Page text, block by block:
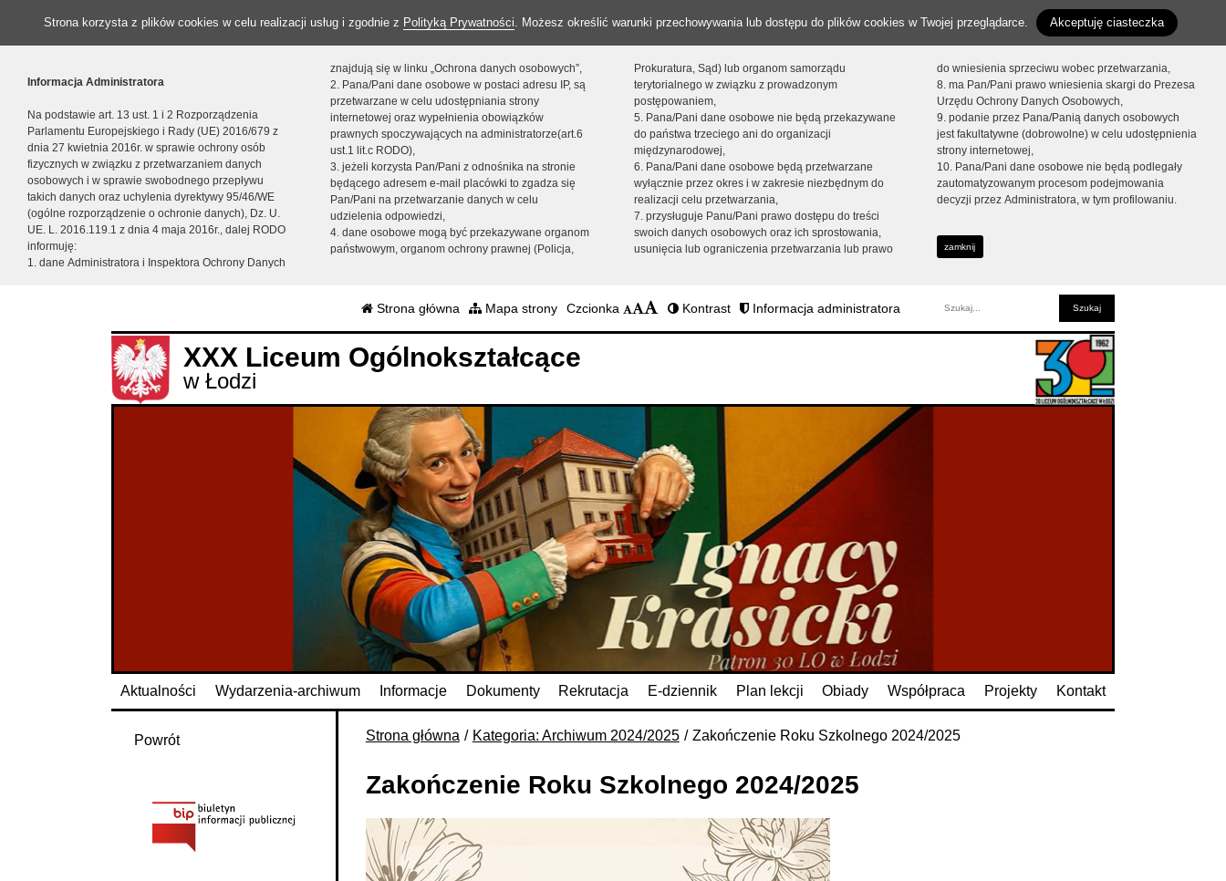
Strona korzysta z plików cookies w celu realizacji usług i zgodnie z Polityką Prywatności. Możesz określić warunki przechowywania lub dostępu do plików cookies w Twojej przeglądarce. Akceptuję ciasteczka
Informacja Administratora
Na podstawie art. 13 ust. 1 i 2 Rozporządzenia
Parlamentu Europejskiego i Rady (UE) 2016/679 z
dnia 27 kwietnia 2016r. w sprawie ochrony osób
fizycznych w związku z przetwarzaniem danych
osobowych i w sprawie swobodnego przepływu
takich danych oraz uchylenia dyrektywy 95/46/WE
(ogólne rozporządzenie o ochronie danych), Dz. U.
UE. L. 2016.119.1 z dnia 4 maja 2016r., dalej RODO
informuję:
1. dane Administratora i Inspektora Ochrony Danych
znajdują się w linku „Ochrona danych osobowych”,
2. Pana/Pani dane osobowe w postaci adresu IP, są
przetwarzane w celu udostępniania strony
internetowej oraz wypełnienia obowiązków
prawnych spoczywających na administratorze(art.6
ust.1 lit.c RODO),
3. jeżeli korzysta Pan/Pani z odnośnika na stronie
będącego adresem e-mail placówki to zgadza się
Pan/Pani na przetwarzanie danych w celu
udzielenia odpowiedzi,
4. dane osobowe mogą być przekazywane organom
państwowym, organom ochrony prawnej (Policja,
Prokuratura, Sąd) lub organom samorządu
terytorialnego w związku z prowadzonym
postępowaniem,
5. Pana/Pani dane osobowe nie będą przekazywane
do państwa trzeciego ani do organizacji
międzynarodowej,
6. Pana/Pani dane osobowe będą przetwarzane
wyłącznie przez okres i w zakresie niezbędnym do
realizacji celu przetwarzania,
7. przysługuje Panu/Pani prawo dostępu do treści
swoich danych osobowych oraz ich sprostowania,
usunięcia lub ograniczenia przetwarzania lub prawo
do wniesienia sprzeciwu wobec przetwarzania,
8. ma Pan/Pani prawo wniesienia skargi do Prezesa
Urzędu Ochrony Danych Osobowych,
9. podanie przez Pana/Panią danych osobowych
jest fakultatywne (dobrowolne) w celu udostępnienia
strony internetowej,
10. Pana/Pani dane osobowe nie będą podlegały
zautomatyzowanym procesom podejmowania
decyzji przez Administratora, w tym profilowaniu.
zamknij
Strona główna Mapa strony Czcionka Kontrast Informacja administratora
XXX Liceum Ogólnokształcące
w Łodzi
Aktualności Wydarzenia-archiwum Informacje Dokumenty Rekrutacja E-dziennik Plan lekcji Obiady Współpraca Projekty Kontakt
Strona główna Kategoria: Archiwum 2024/2025 Zakończenie Roku Szkolnego 2024/2025
Zakończenie Roku Szkolnego 2024/2025
Powrót